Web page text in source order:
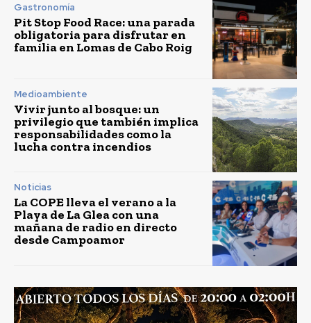
Gastronomía
Pit Stop Food Race: una parada
obligatoria para disfrutar en
familia en Lomas de Cabo Roig
Medioambiente
Vivir junto al bosque: un
privilegio que también implica
responsabilidades como la
lucha contra incendios
Noticias
La COPE lleva el verano a la
Playa de La Glea con una
mañana de radio en directo
desde Campoamor